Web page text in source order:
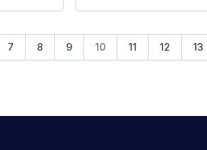
7 8 9 10 11 12 13